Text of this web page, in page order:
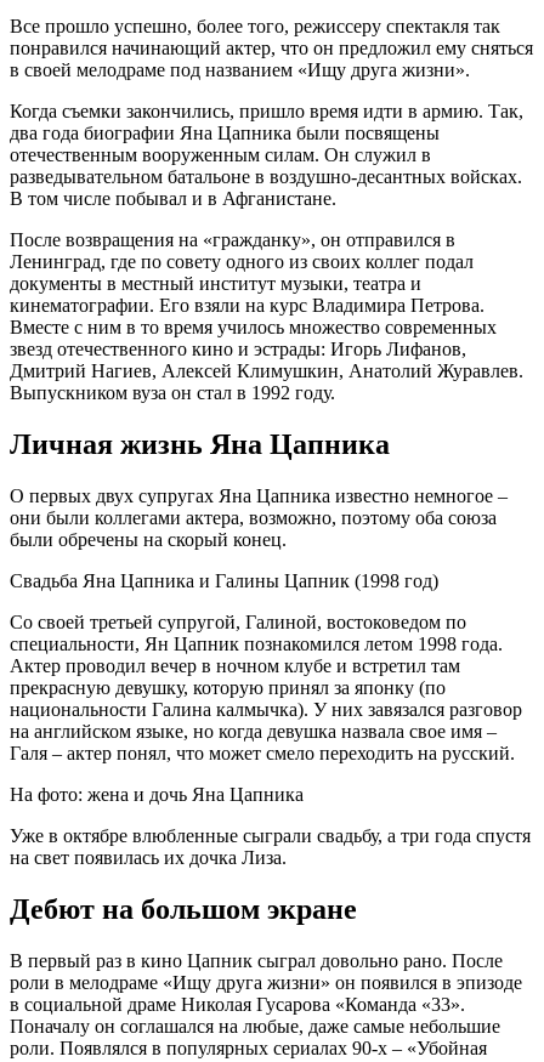
Все прошло успешно, более того, режиссеру спектакля так
понравился начинающий актер, что он предложил ему сняться
в своей мелодраме под названием «Ищу друга жизни».
Когда съемки закончились, пришло время идти в армию. Так,
два года биографии Яна Цапника были посвящены
отечественным вооруженным силам. Он служил в
разведывательном батальоне в воздушно-десантных войсках.
В том числе побывал и в Афганистане.
После возвращения на «гражданку», он отправился в
Ленинград, где по совету одного из своих коллег подал
документы в местный институт музыки, театра и
кинематографии. Его взяли на курс Владимира Петрова.
Вместе с ним в то время училось множество современных
звезд отечественного кино и эстрады: Игорь Лифанов,
Дмитрий Нагиев, Алексей Климушкин, Анатолий Журавлев.
Выпускником вуза он стал в 1992 году.
Личная жизнь Яна Цапника
О первых двух супругах Яна Цапника известно немногое –
они были коллегами актера, возможно, поэтому оба союза
были обречены на скорый конец.
Свадьба Яна Цапника и Галины Цапник (1998 год)
Со своей третьей супругой, Галиной, востоковедом по
специальности, Ян Цапник познакомился летом 1998 года.
Актер проводил вечер в ночном клубе и встретил там
прекрасную девушку, которую принял за японку (по
национальности Галина калмычка). У них завязался разговор
на английском языке, но когда девушка назвала свое имя –
Галя – актер понял, что может смело переходить на русский.
На фото: жена и дочь Яна Цапника
Уже в октябре влюбленные сыграли свадьбу, а три года спустя
на свет появилась их дочка Лиза.
Дебют на большом экране
В первый раз в кино Цапник сыграл довольно рано. После
роли в мелодраме «Ищу друга жизни» он появился в эпизоде
в социальной драме Николая Гусарова «Команда «33».
Поначалу он соглашался на любые, даже самые небольшие
роли. Появлялся в популярных сериалах 90-х – «Убойная